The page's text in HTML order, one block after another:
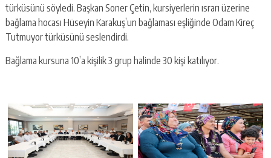
türküsünü söyledi. Başkan Soner Çetin, kursiyerlerin ısrarı üzerine
bağlama hocası Hüseyin Karakuş’un bağlaması eşliğinde Odam Kireç
Tutmuyor türküsünü seslendirdi.
Bağlama kursuna 10’a kişilik 3 grup halinde 30 kişi katılıyor.